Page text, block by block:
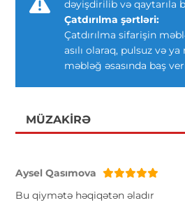
dəyişdirilib və qaytarıla
Çatdırılma şərtləri:
Çatdırılma sifarişin
asılı olaraq, pulsuz və ya
məbləğ əsasında baş
MÜZAKIRƏ
Aysel Qasımova
Bu qiymətə həqiqətən əladır